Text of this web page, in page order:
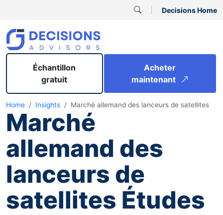
Decisions Home
Échantillon
gratuit
Acheter
maintenant
Home Insights Marché allemand des lanceurs de satellites
Marché
allemand des
lanceurs de
satellites Études